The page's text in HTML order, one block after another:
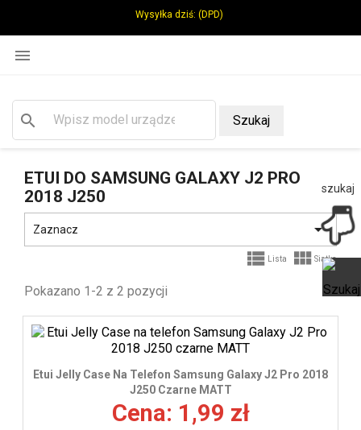
Wysyłka dziś: (DPD)

search Szukaj
ETUI DO SAMSUNG GALAXY J2 PRO
2018 J250
Zaznacz 
 Lista  Siatka
Pokazano 1-2 z 2 pozycji
Etui Jelly Case Na Telefon Samsung Galaxy J2 Pro 2018
J250 Czarne MATT
Cena: 1,99 zł
szukaj